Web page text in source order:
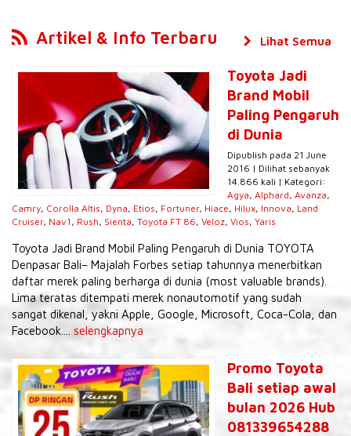
Artikel & Info Terbaru
Toyota Jadi
Brand Mobil
Paling Pengaruh
di Dunia
Dipublish pada 21 June
2016 | Dilihat sebanyak
14.866 kali | Kategori:
Agya, Alphard, Avanza,
Camry, Corolla Altis, Dyna, Etios, Fortuner, Hiace, Hilux, Innova, Land
Cruiser, Nav1 , Rush, Sienta, Toyota FT 86, Veloz, Vios, Yaris
Toyota Jadi Brand Mobil Paling Pengaruh di Dunia TOYOTA
Denpasar Bali– Majalah Forbes setiap tahunnya menerbitkan
daftar merek paling berharga di dunia (most valuable brands).
Lima teratas ditempati merek nonautomotif yang sudah
sangat dikenal, yakni Apple, Google, Microsoft, Coca-Cola, dan
Facebook.... selengkapnya
Promo Toyota
Bali setiap awal
bulan 2026 Hub
081339654288
Lihat Semua